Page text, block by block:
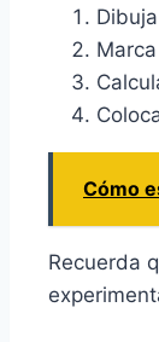
Cómo
Recuerda